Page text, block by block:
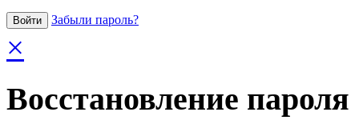
Забыли пароль?
×
Восстановление пароля